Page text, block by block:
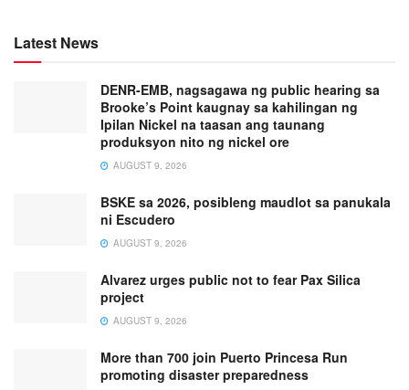
Latest News
DENR-EMB, nagsagawa ng public hearing sa
Brooke’s Point kaugnay sa kahilingan ng
Ipilan Nickel na taasan ang taunang
produksyon nito ng nickel ore
AUGUST 9, 2026
BSKE sa 2026, posibleng maudlot sa panukala
ni Escudero
AUGUST 9, 2026
Alvarez urges public not to fear Pax Silica
project
AUGUST 9, 2026
More than 700 join Puerto Princesa Run
promoting disaster preparedness